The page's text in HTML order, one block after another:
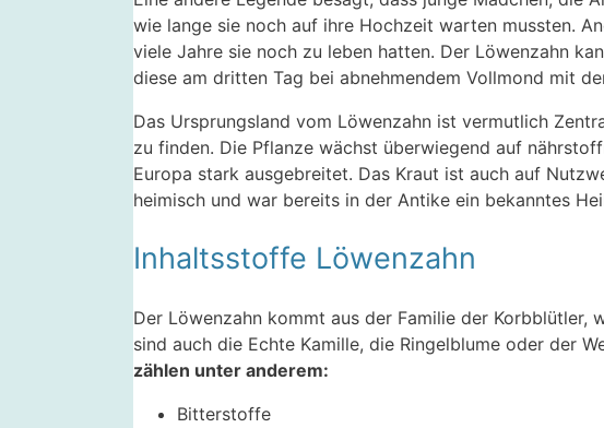
wie lange sie noch auf ihre Hochzeit warten mussten.
viele Jahre sie noch zu leben hatten. Der Löwenzahn
diese am dritten Tag bei abnehmendem Vollmond mit
Das Ursprungsland vom Löwenzahn ist vermutlich
zu finden. Die Pflanze wächst überwiegend auf
Europa stark ausgebreitet. Das Kraut ist auch auf
heimisch und war bereits in der Antike ein bekanntes
Inhaltsstoffe Löwenzahn
Der Löwenzahn kommt aus der Familie der Korbblütler,
sind auch die Echte Kamille, die Ringelblume oder der
zählen unter anderem:
Bitterstoffe